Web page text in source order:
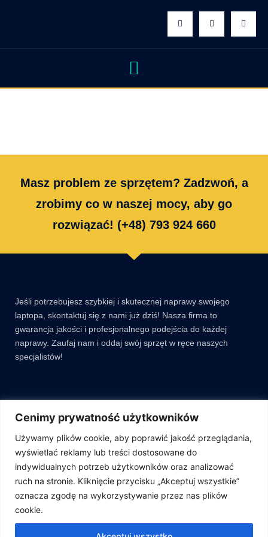
Cenimy prywatność użytkowników
Używamy plików cookie, aby poprawić jakość przeglądania,
wyświetlać reklamy lub treści dostosowane do
indywidualnych potrzeb użytkowników oraz analizować
ruch na stronie. Kliknięcie przycisku „Akceptuj wszystkie”
oznacza zgodę na wykorzystywanie przez nas plików
cookie.
Masz problem ze sprzętem? Zadzwoń, a
zrobimy co w naszej mocy, aby go
rozwiązać! (+48) 793 924 660
Jeśli potrzebujesz szybkiej i skutecznej naprawy swojego
laptopa, skontaktuj się z nami już dziś! Nasza firma to
gwarancja jakości i profesjonalnego podejścia do każdej
naprawy. Zaufaj nam i oddaj swój sprzęt w ręce naszych
specjalistów!
ul. Piłsudskiego 53B, 84-230
Rumia
NIP: 5882475422
© 2024 RtechIT All rights reserved